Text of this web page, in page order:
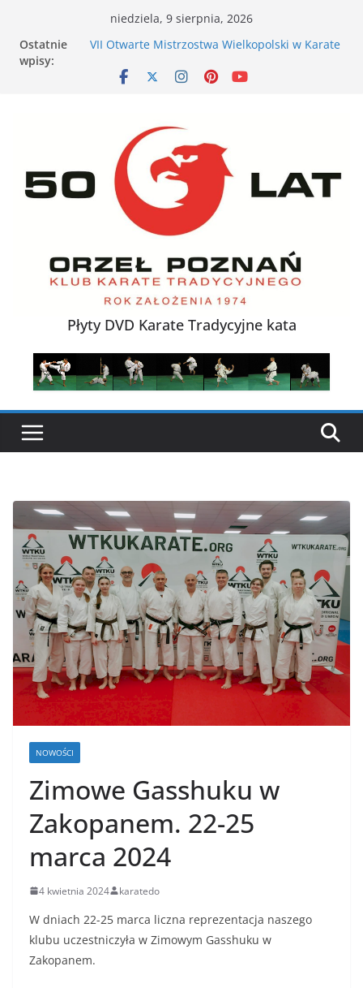
treści
niedziela, 9 sierpnia, 2026
Ostatnie
wpisy:
VII Otwarte Mistrzostwa Wielkopolski w Karate
XXVI Ogólnopolski Puchar Dzieci w Karate
buduje pewność siebie
Karate dla energicznego dziecka – dlaczego to
działa
XXXVII Mistrzostwa Polski w Karate
Tradycyjnym
Płyty DVD Karate Tradycyjne kata
NOWOŚCI
Zimowe Gasshuku w
Zakopanem. 22-25
marca 2024
4 kwietnia 2024 karatedo
W dniach 22-25 marca liczna reprezentacja naszego
klubu uczestniczyła w Zimowym Gasshuku w
Zakopanem.